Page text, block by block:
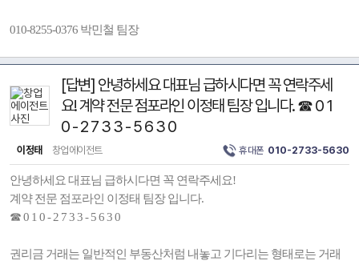
010-8255-0376 박민철 팀장
[답변] 안녕하세요 대표님 급하시다면 꼭 연락주세
요! 계약 전문 점포라인 이정태 팀장 입니다. ☎ 0 1
0 - 2 7 3 3 - 5 6 3 0
이정태 창업에이전트 휴대폰 010-2733-5630
안녕하세요 대표님 급하시다면 꼭 연락주세요!
계약 전문 점포라인 이정태 팀장 입니다.
☎ 0 1 0 - 2 7 3 3 - 5 6 3 0
권리금 거래는 일반적인 부동산처럼 내놓고 기다리는 형태로는 거래